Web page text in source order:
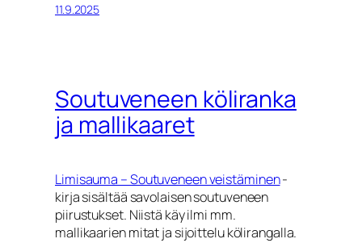
11.9.2025
Soutuveneen köliranka
ja mallikaaret
Limisauma – Soutuveneen veistäminen-
kirja sisältää savolaisen soutuveneen
piirustukset. Niistä käy ilmi mm.
mallikaarien mitat ja sijoittelu kölirangalla.